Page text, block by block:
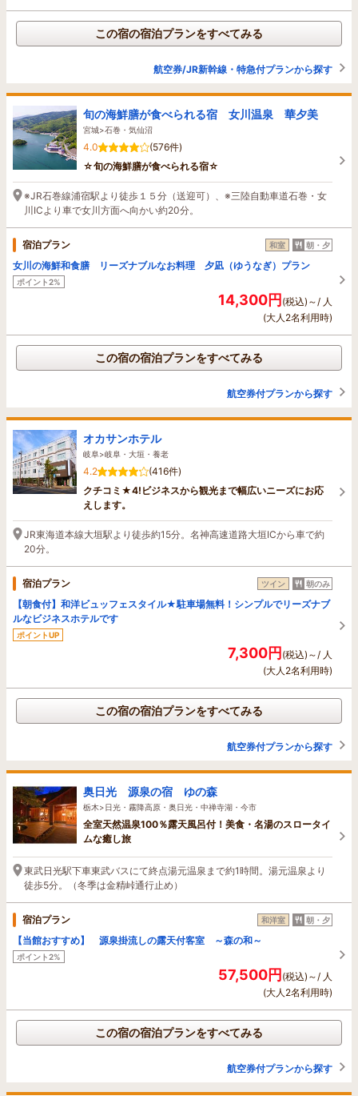
この宿の宿泊プランをすべてみる
航空券/JR新幹線・特急付プランから探す
旬の海鮮膳が食べられる宿 女川温泉 華夕美
宮城>石巻・気仙沼
4.0
(576件)
☆旬の海鮮膳が食べられる宿☆
※JR石巻線浦宿駅より徒歩１５分（送迎可）、※三陸自動車道石巻・女
川ICより車で女川方面へ向かい約20分。
宿泊プラン 和室 朝・夕
女川の海鮮和食膳 リーズナブルなお料理 夕凪（ゆうなぎ）プラン
ポイント2%
14,300円(税込)～/ 人
(大人2名利用時)
この宿の宿泊プランをすべてみる
航空券付プランから探す
オカサンホテル
岐阜>岐阜・大垣・養老
4.2
(416件)
クチコミ★4!ビジネスから観光まで幅広いニーズにお応
えします。
JR東海道本線大垣駅より徒歩約15分。名神高速道路大垣ICから車で約
20分。
宿泊プラン ツイン 朝のみ
【朝食付】和洋ビュッフェスタイル★駐車場無料！シンプルでリーズナブ
ルなビジネスホテルです
ポイントUP
7,300円(税込)～/ 人
(大人2名利用時)
この宿の宿泊プランをすべてみる
航空券付プランから探す
奥日光 源泉の宿 ゆの森
栃木>日光・霧降高原・奥日光・中禅寺湖・今市
全室天然温泉100％露天風呂付！美食・名湯のスロータイ
ムな癒し旅
東武日光駅下車東武バスにて終点湯元温泉まで約1時間。湯元温泉より
徒歩5分。（冬季は金精峠通行止め）
宿泊プラン 和洋室 朝・夕
【当館おすすめ】 源泉掛流しの露天付客室 ～森の和～
ポイント2%
57,500円(税込)～/ 人
(大人2名利用時)
この宿の宿泊プランをすべてみる
航空券付プランから探す